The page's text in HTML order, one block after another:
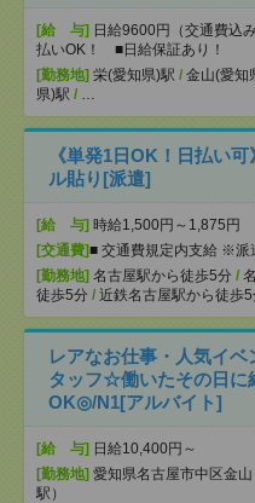
[給 与] 日給9600円（交通費
払いOK！ ■日給保証あり！
[勤務地] 栄(愛知県)駅 / 金山(愛知
県)駅 / …
《単発1日OK！日払い
ル貼り[派遣]
[給 与] 時給1,500円～1,875円
[交通費]■ 交通費規定内支給 ※派
[勤務地] 名古屋駅から徒歩5分 /
徒歩5分 / 近鉄名古屋駅から徒歩
レアなお仕事・人気イ
タッフ☆働いたその日に
OK◎/N1[アルバイト]
[給 与] 日給10,400円～
[勤務地] 愛知県名古屋市中区金
駅）